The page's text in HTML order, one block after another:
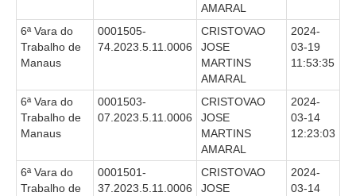
AMARAL
6ª Vara do
Trabalho de
Manaus
0001505-
74.2023.5.11.0006
CRISTOVAO
JOSE
MARTINS
AMARAL
2024-
03-19
11:53:35
6ª Vara do
Trabalho de
Manaus
0001503-
07.2023.5.11.0006
CRISTOVAO
JOSE
MARTINS
AMARAL
2024-
03-14
12:23:03
6ª Vara do
Trabalho de
0001501-
37.2023.5.11.0006
CRISTOVAO
JOSE
2024-
03-14